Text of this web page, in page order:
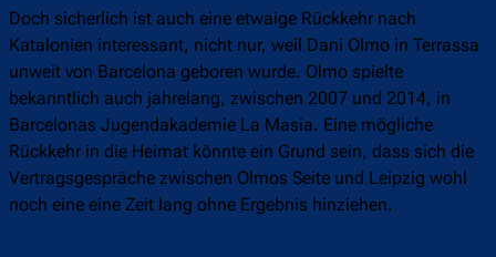
Doch sicherlich ist auch eine etwaige Rückkehr nach
Katalonien interessant, nicht nur, weil Dani Olmo in Terrassa
unweit von Barcelona geboren wurde. Olmo spielte
bekanntlich auch jahrelang, zwischen 2007 und 2014, in
Barcelonas Jugendakademie La Masia. Eine mögliche
Rückkehr in die Heimat könnte ein Grund sein, dass sich die
Vertragsgespräche zwischen Olmos Seite und Leipzig wohl
noch eine eine Zeit lang ohne Ergebnis hinziehen.